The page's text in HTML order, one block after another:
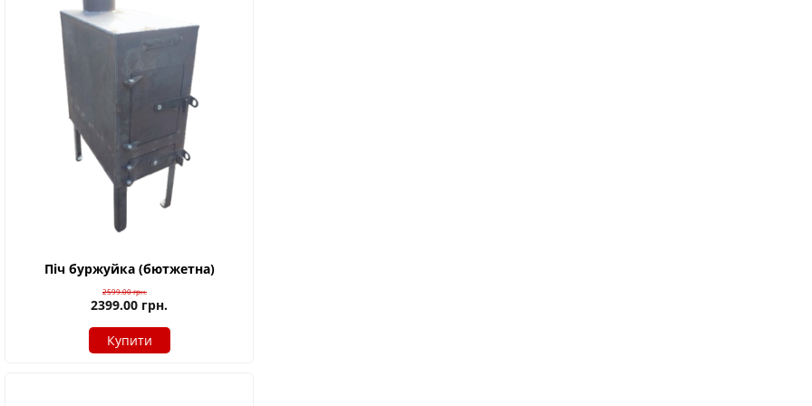
Піч буржуйка (бютжетна)
2599.00грн.
2399.00 грн.
Купити